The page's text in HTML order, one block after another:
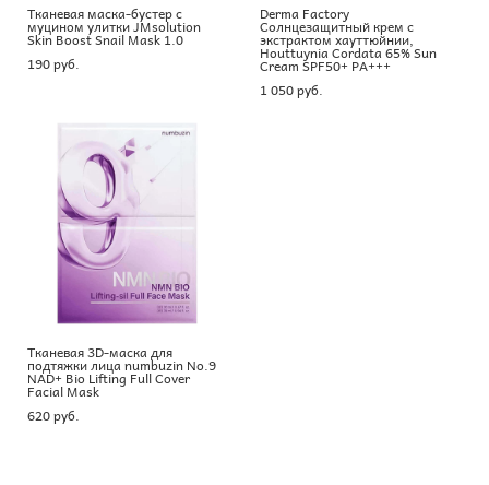
Тканевая маска-бустер с
муцином улитки JMsolution
Skin Boost Snail Mask 1.0
190 pуб.
Derma Factory
Солнцезащитный крем с
экстрактом хауттюйнии,
Houttuynia Cordata 65% Sun
Cream SPF50+ PA+++
1 050 pуб.
Тканевая 3D-маска для
подтяжки лица numbuzin No.9
NAD+ Bio Lifting Full Cover
Facial Mask
620 pуб.